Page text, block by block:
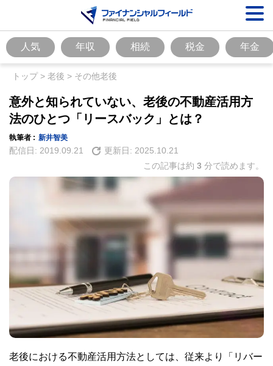
人気 年収 相続 税金 年金
トップ> 老後 > その他老後
意外と知られていない、老後の不動産活用方
法のひとつ「リースバック」とは？
執筆者 : 新井智美
配信日: 2019.09.21 更新日: 2025.10.21
この記事は約 3 分で読めます。
老後における不動産活用方法としては、従来より「リバー